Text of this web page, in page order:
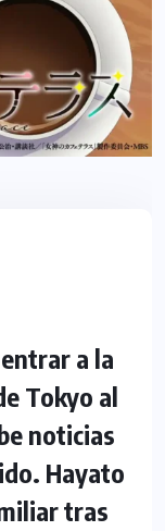
a la
Tokyo al
noticias
Hayato
tras